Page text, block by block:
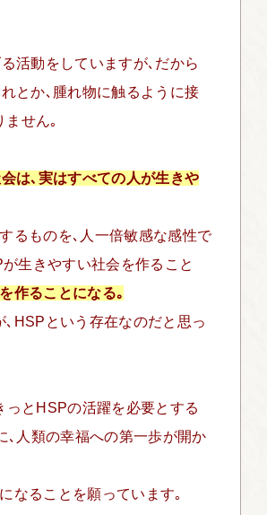
活動をしていますが､だから
れとか､腫れ物に触るように接
ません｡
は､実はすべての人が生きや
るものを､人一倍敏感な感性で
生きやすい社会を作ること
作ることになる｡
HSPという存在なのだと思っ
っとHSPの活躍を必要とする
､人類の幸福への第一歩が開か
なることを願っています｡